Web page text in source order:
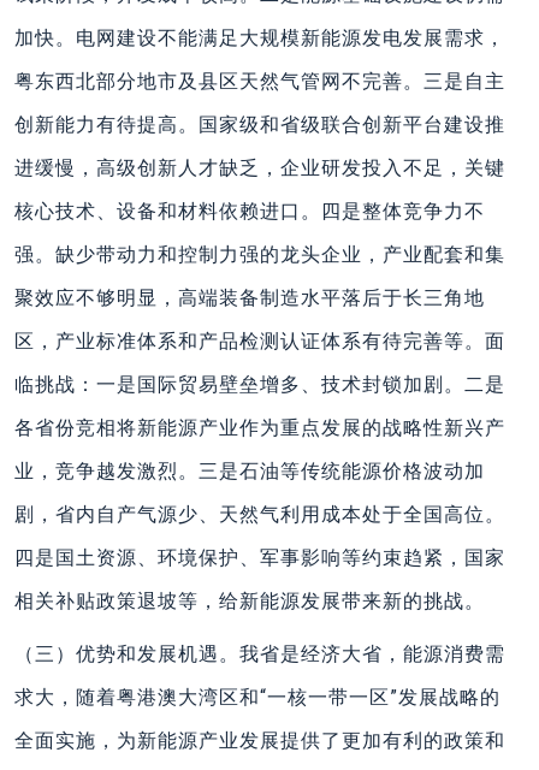
加快。电网建设不能满足大规模新能源发电发展需求，
粤东西北部分地市及县区天然气管网不完善。三是自主
创新能力有待提高。国家级和省级联合创新平台建设推
进缓慢，高级创新人才缺乏，企业研发投入不足，关键
核心技术、设备和材料依赖进口。四是整体竞争力不
强。缺少带动力和控制力强的龙头企业，产业配套和集
聚效应不够明显，高端装备制造水平落后于长三角地
区，产业标准体系和产品检测认证体系有待完善等。面
临挑战：一是国际贸易壁垒增多、技术封锁加剧。二是
各省份竞相将新能源产业作为重点发展的战略性新兴产
业，竞争越发激烈。三是石油等传统能源价格波动加
剧，省内自产气源少、天然气利用成本处于全国高位。
四是国土资源、环境保护、军事影响等约束趋紧，国家
相关补贴政策退坡等，给新能源发展带来新的挑战。
（三）优势和发展机遇。我省是经济大省，能源消费需
求大，随着粤港澳大湾区和“一核一带一区”发展战略的
全面实施，为新能源产业发展提供了更加有利的政策和